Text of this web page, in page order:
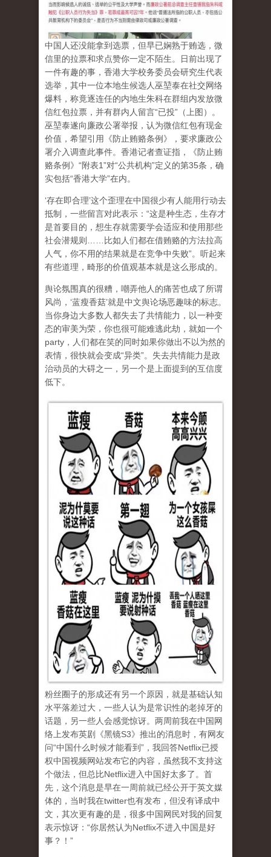
中国人还没能拿到选票，但早已娴熟于贿选，微
信里的拉票和求点赞你一定不陌生。日前出现了
一件有趣的事，香港大学校务委员会研究生代表
选举，其中一位本地生候选人巫堃泰在社交网络
爆料，称竟逐连任的内地生朱科在群组内发放微
信红包拉票，并有群内人留言“已投”（上图）。
巫堃泰遂向廉政公署举报，认为微信红包有现金
价值，希望引用《防止贿赂条例》，要求廉政公
署介入调查此事件。香港记者查证指，《防止贿
赂条例》“附表1”对“公共机构”定义的第35条，确
实包括“香港大学”在内。
‘存在即合理’这个歪理在中国很少有人能用行动去
抵制，一些留言对此表示：“这是种生态，生存才
是首要目的，想生存就需要学会适应和使用那些
社会潜规则……比如人们都在借贿赂的方法拉高
人气，你不用的结果就是在竞争中失败”。听起来
有些道理，畸形的价值观基本就是这么形成的。
舆论氛围真的很糟，嘲弄他人的痛苦也成了所谓
风尚，‘蓝瘦香菇’就是中文舆论场恶趣味的标志。
当你身边大多数人都失去了共情能力，以一种变
态的审美为荣，你也很可能难逃此劫，就如一个
party，人们都在笑的同时如果你做出不以为然的
表情，很快就会变成“异类”。失去共情能力是政
治动员的大碍之一，另一个是上面提到的互信度
低下。
粉丝圈子的形成还有另一个原因，就是基础认知
水平落差过大，一些人认为是常识性的老掉牙的
话题，另一些人会感觉惊讶。两周前我在中国网
络上发布英剧《黑镜S3》推出的消息时，有网友
问“中国什么时候才能看到”，我回答Netflix已授
权中国视频网站发布它的内容，虽然我不支持这
个做法，但总比Netflix进入中国好太多了。首
先，这个消息是早在一周前就已经公开于英文媒
体的，当时我在twitter也有发布，但没有译成中
文，其次更有趣的是，很多中国网民对我的回复
表示惊讶：“你居然认为Netflix不进入中国是好
事？！”